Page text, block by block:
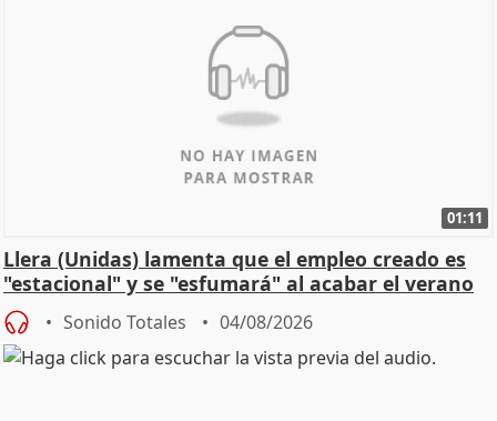
01:11
Llera (Unidas) lamenta que el empleo creado es
"estacional" y se "esfumará" al acabar el verano
Sonido Totales 04/08/2026